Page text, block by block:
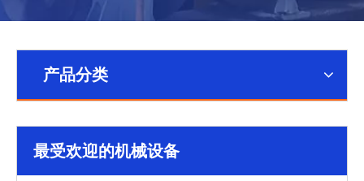
产品分类
最受欢迎的机械设备